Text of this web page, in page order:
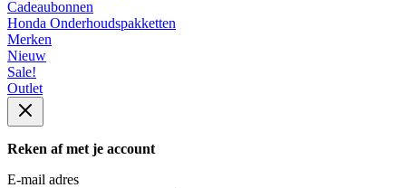
Cadeaubonnen
Honda Onderhoudspakketten
Merken
Nieuw
Sale!
Outlet
Reken af met je account
E-mail adres